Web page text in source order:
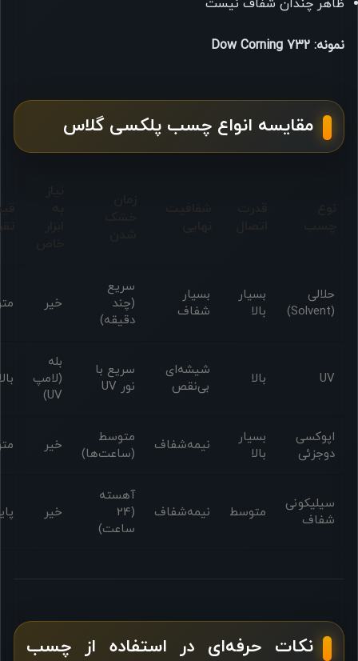
ظاهر چندان شفاف نیست
نمونه: Dow Corning 732
مقایسه انواع چسب پلکسی گلاس
حلالی
(Solvent)
بسیار
بالا
بسیار
شفاف
سریع
(چند
دقیقه)
خیر
UV بالا
شیشه‌ای
بی‌نقص
سریع با
نور UV
بله
(لامپ
UV)
اپوکسی
دوجزئی
بسیار
بالا
نیمه‌شفاف
متوسط
(ساعت‌ها)
خیر
سیلیکونی
شفاف
متوسط نیمه‌شفاف
آهسته
(24
ساعت)
خیر
نکات حرفه‌ای در استفاده از چسب